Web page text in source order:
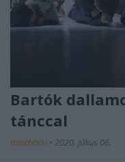
Bartók
tánccal
mtothorsi • 2020. július 06.